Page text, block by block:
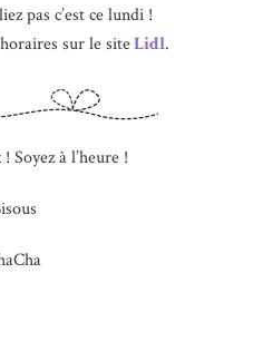
pas c’est ce lundi !
sur le siteLidl.
Soyez à l’heure !